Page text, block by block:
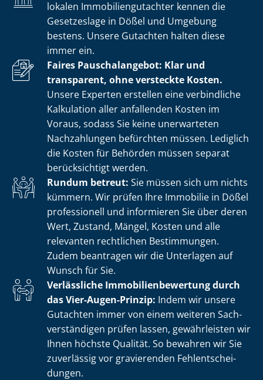
lokalen Im­mo­bi­li­en­gut­ach­ter kennen die
Gesetzeslage in Dößel und Umgebung
bestens. Unsere Gutachten halten diese
immer ein.
Faires Pauschalangebot: Klar und
transparent, ohne versteckte Kosten.
Unsere Experten erstellen eine verbindliche
Kalkulation aller anfallenden Kosten im
Voraus, sodass Sie keine unerwarteten
Nachzahlungen befürchten müssen. Lediglich
die Kosten für Behörden müssen separat
berücksichtigt werden.
Rundum betreut: Sie müssen sich um nichts
kümmern. Wir prüfen Ihre Immobilie in Dößel
professionell und informieren Sie über deren
Wert, Zustand, Mängel, Kosten und alle
relevanten rechtlichen Bestimmungen.
Zudem beantragen wir die Unterlagen auf
Wunsch für Sie.
Verlässliche Im­mo­bi­li­en­be­wer­tung durch
das Vier-Augen-Prinzip: Indem wir unsere
Gutachten immer von einem weiteren Sach­
ver­stän­di­gen prüfen lassen, gewährleisten wir
Ihnen höchste Qualität. So bewahren wir Sie
zuverlässig vor gravierenden Fehl­ent­schei­
dun­gen.